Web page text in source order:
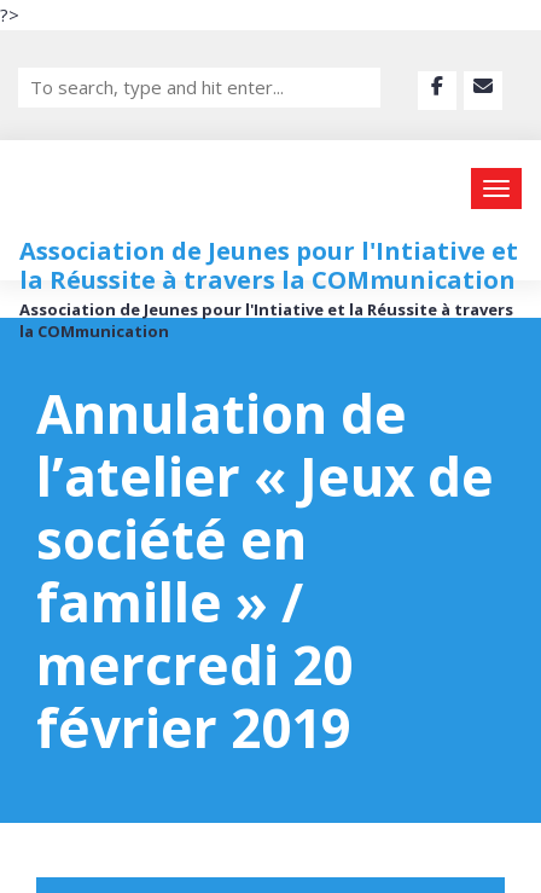
?>
Association de Jeunes pour l'Intiative et
la Réussite à travers la COMmunication
Association de Jeunes pour l'Intiative et la Réussite à travers
la COMmunication
Annulation de
l’atelier « Jeux de
société en
famille » /
mercredi 20
février 2019